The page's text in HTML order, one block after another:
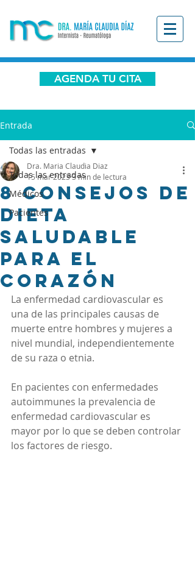
AGENDA TU CITA
Entrada
Todas las entradas
Médicos
Pacientes
Todas las entradas
8 Consejos de
Dieta
Saludable
para el
Corazón
Dra. Maria Claudia Diaz
15 mar 20233 min de lectura
La enfermedad cardiovascular es
una de las principales causas de
muerte entre hombres y mujeres a
nivel mundial, independientemente
de su raza o etnia.
En pacientes con enfermedades
autoimmunes la prevalencia de
enfermedad cardiovascular es
mayor por lo que se deben controlar
los factores de riesgo.